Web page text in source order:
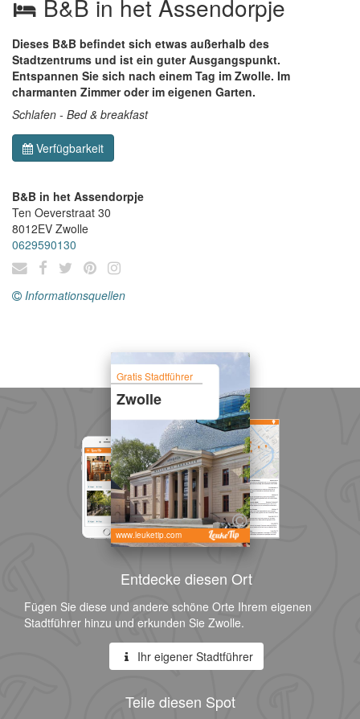
B&B in het Assendorpje
Dieses B&B befindet sich etwas außerhalb des
Stadtzentrums und ist ein guter Ausgangspunkt.
Entspannen Sie sich nach einem Tag im Zwolle. Im
charmanten Zimmer oder im eigenen Garten.
Schlafen - Bed & breakfast
Verfügbarkeit
B&B in het Assendorpje
Ten Oeverstraat 30
8012EV Zwolle
0629590130
Informationsquellen
Gratis Stadtführer
Zwolle
www.leuketip.com
Entdecke diesen Ort
Fügen Sie diese und andere schöne Orte Ihrem eigenen
Stadtführer hinzu und erkunden Sie Zwolle.
Ihr eigener Stadtführer
Teile diesen Spot